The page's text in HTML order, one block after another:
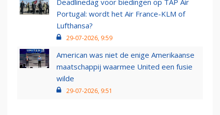
Deadlinedag voor biedingen op TAP Air
Portugal: wordt het Air France-KLM of
Lufthansa?
29-07-2026, 9:59
American was niet de enige Amerikaanse
maatschappij waarmee United een fusie
wilde
29-07-2026, 9:51